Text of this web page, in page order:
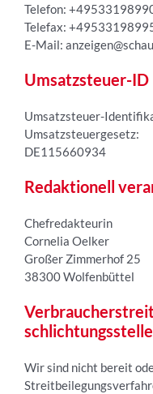
Telefon:
Telefax:
E-Mail:
Umsatzsteuer-ID
Umsatzsteuer-
Umsatzsteuergesetz:
DE115660934
Redaktionell
Chefredakteurin
Cornelia Oelker
Großer Zimmerhof 25
38300 Wolfenbüttel
schlichtungs­stelle
Wir sind nicht bereit